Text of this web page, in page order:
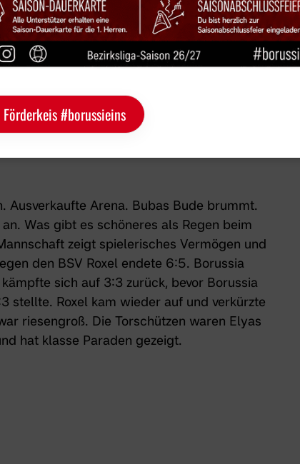
Spiel
Ausverkaufte Arena. Bubas Bude brummt.
Was gibt es schöneres als Regen beim
zeigt spielerisches Vermögen und
den BSV Roxel endete 6:5. Borussia
sich auf 3:3 zurück, bevor Borussia
stellte. Roxel kam wieder auf und verkürzte
riesengroß. Die Torschützen waren Elyas
hat klasse Paraden gezeigt.
#borussieins